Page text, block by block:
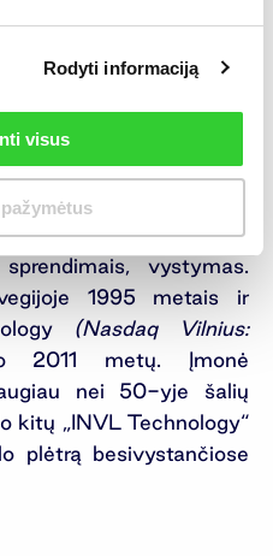
Rodyti informaciją
visus
AS (NRD AS)
įmonė, kurios
nacionalinių registrų, e.
viešojo sektoriaus
vystymas.
1995 metais ir
(Nasdaq Vilnius:
metų. Įmonė
nei 50-yje šalių
kitų „INVL Technology“
plėtrą besivystančiose